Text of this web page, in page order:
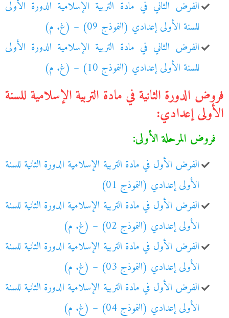
الفرض الثاني في مادة التربية الإسلامية الدورة الأولى
للسنة الأولى إعدادي (النموذج 09) – (غ. م)
الفرض الثاني في مادة التربية الإسلامية الدورة الأولى
للسنة الأولى إعدادي (النموذج 10) – (غ. م)
فروض الدورة الثانية في مادة التربية الإسلامية للسنة
الأولى إعدادي:
فروض المرحلة الأولى:
الفرض الأول في مادة التربية الإسلامية الدورة الثانية للسنة
الأولى إعدادي (النموذج 01)
الفرض الأول في مادة التربية الإسلامية الدورة الثانية للسنة
الأولى إعدادي (النموذج 02) – (غ. م)
الفرض الأول في مادة التربية الإسلامية الدورة الثانية للسنة
الأولى إعدادي (النموذج 03) – (غ. م)
الفرض الأول في مادة التربية الإسلامية الدورة الثانية للسنة
الأولى إعدادي (النموذج 04) – (غ. م)